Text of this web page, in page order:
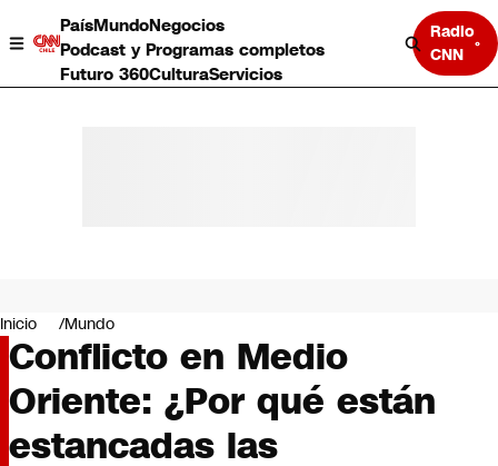
PaísMundoNegocios
Podcast y Programas completos
Futuro 360CulturaServicios
Radio
CNN
Negocios
Deportes
Programas completos
Cultura
Servicios
Bits
Inicio Mundo
Conflicto en Medio
Oriente: ¿Por qué están
estancadas las